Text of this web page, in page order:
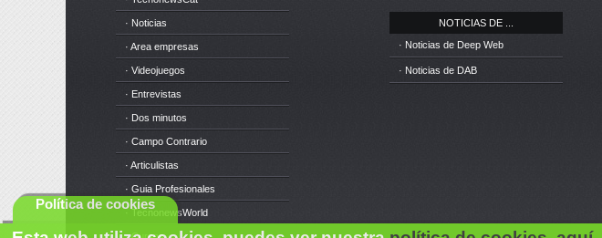
· Noticias
· Area empresas
· Videojuegos
· Entrevistas
· Dos minutos
· Campo Contrario
· Articulistas
· Guia Profesionales
· TecnonewsWorld
NOTICIAS DE ...
· Noticias de Deep Web
· Noticias de DAB
Política de cookies